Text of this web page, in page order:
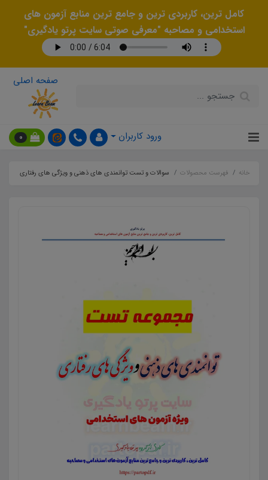
کامل ترین، کاربردی ترین و جامع ترین منابع آزمون های
استخدامی و مصاحبه "معرفی صوتی سایت پرتو یادگیری"
صفحه اصلی
ورود کاربران 0
خانه فهرست محصولات سوالات و تست توانمندی های ذهنی و ویژگی های رفتاری